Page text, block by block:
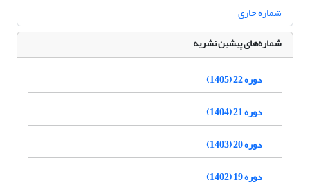
شماره جاری
شماره‌های پیشین نشریه
دوره 22 (1405)
دوره 21 (1404)
دوره 20 (1403)
دوره 19 (1402)